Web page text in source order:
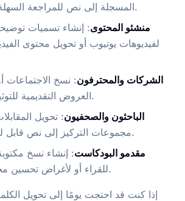
المسجلة إلى نص للمراجعة السهلة أو المشاركة.
منشئو المحتوى: إنشاء تسميات
لفيديوهات يوتيوب أو تحويل محتوى
الشركات والمحترفون: نسخ الاجتماعات
العروض التقديمية للتوثيق أو الوصول.
الباحثون والصحفيون: تحويل
مجموعات التركيز إلى نص قابل للبحث للتحليل.
مقدمو البودكاست: إنشاء نسخ
للقراء أو لأغراض تحسين محركات البحث.
إذا كنت قد احتجت يومًا إلى تحويل